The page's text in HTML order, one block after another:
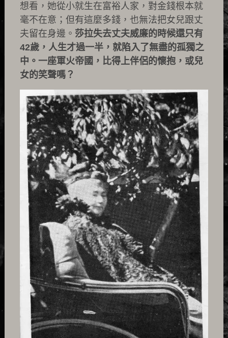
想看，她從小就生在富裕人家，對金錢根本就
毫不在意；但有這麼多錢，也無法把女兒跟丈
夫留在身邊。 莎拉失去丈夫威廉的時候還只有
42歲，人生才過一半，就陷入了無盡的孤獨之
中。一座軍火帝國，比得上伴侶的懷抱，或兒
女的笑聲嗎？